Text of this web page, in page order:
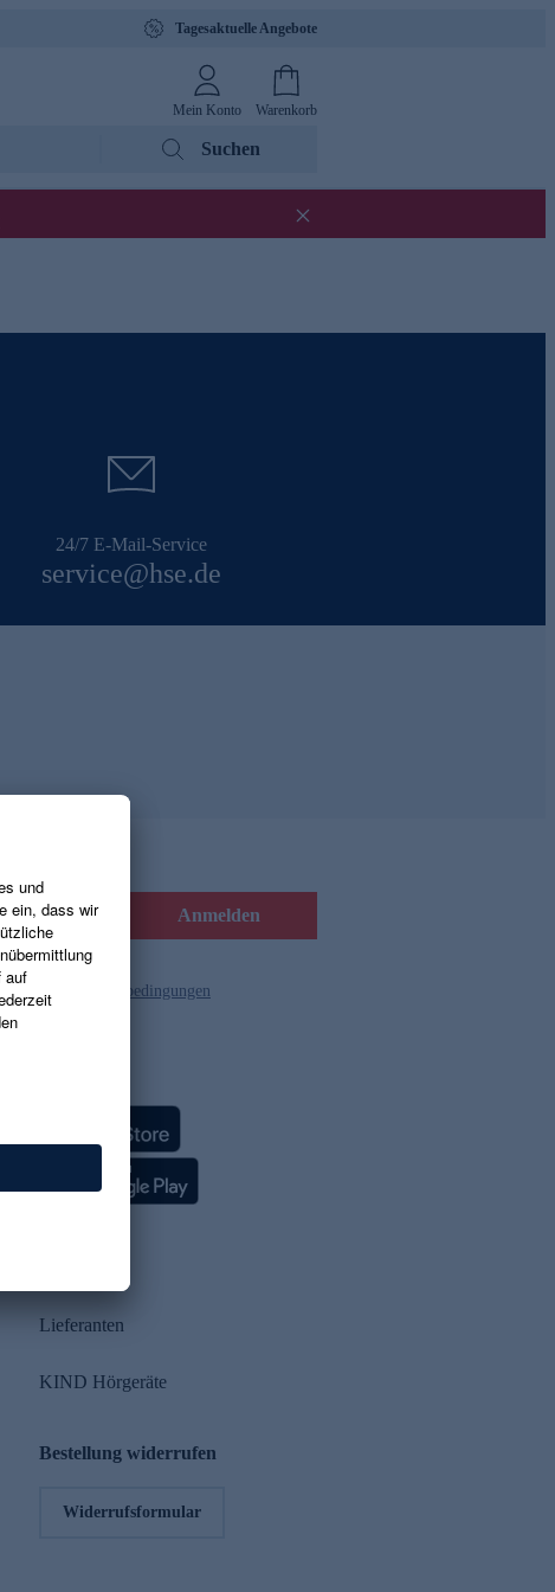
Tagesaktuelle Angebote
Mein Konto Warenkorb
Suchen
24/7 E-Mail-Service
service@hse.de
Anmelden
und die Gutscheinbedingungen
Lieferanten
KIND Hörgeräte
Bestellung widerrufen
Widerrufsformular